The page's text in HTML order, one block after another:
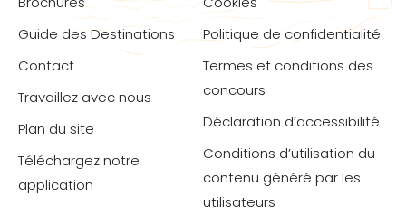
Guide des Destinations
Contact
Travaillez avec nous
Plan du site
Téléchargez notre
application
Politique de confidentialité
Termes et conditions des
concours
Déclaration d’accessibilité
Conditions d’utilisation du
contenu généré par les
utilisateurs